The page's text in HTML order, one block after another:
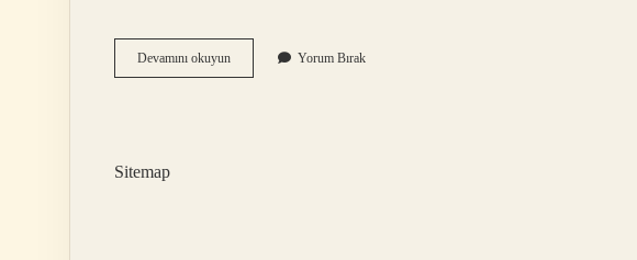
Devamını okuyunÇerkezler
Nerenin
Yorum Bırak
Sitemap